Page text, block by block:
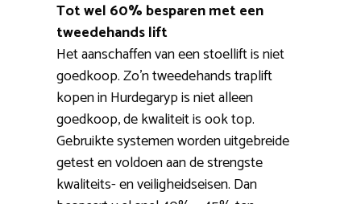
Tot wel 60% besparen met een
tweedehands lift
Het aanschaffen van een stoellift is niet
goedkoop. Zo’n tweedehands traplift
kopen in Hurdegaryp is niet alleen
goedkoop, de kwaliteit is ook top.
Gebruikte systemen worden uitgebreide
getest en voldoen aan de strengste
kwaliteits- en veiligheidseisen. Dan